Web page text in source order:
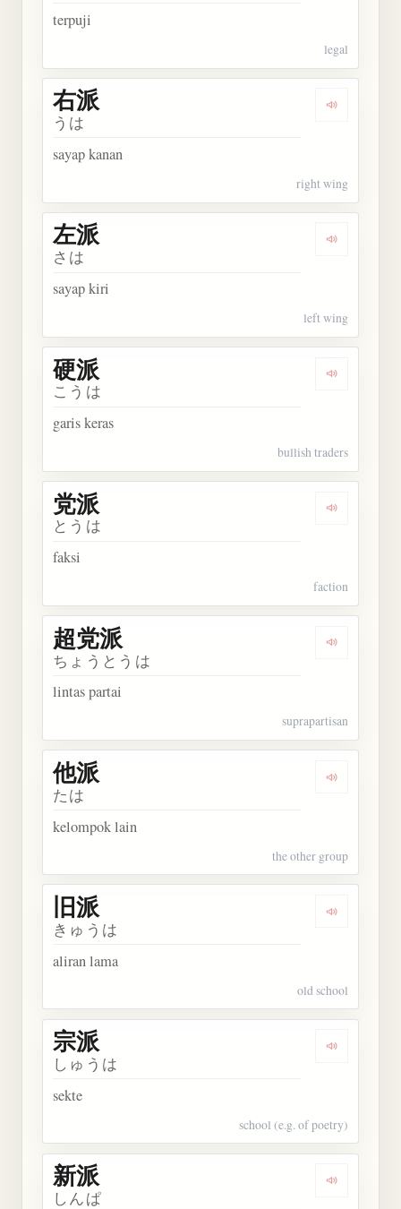
terpuji
legal
Dengarkan
右派
うは
sayap kanan
right wing
Dengarkan
左派
さは
sayap kiri
left wing
Dengarkan
硬派
こうは
garis keras
bullish traders
Dengarkan
党派
とうは
faksi
faction
Dengarkan
超党派
ちょうとうは
lintas partai
suprapartisan
Dengarkan
他派
たは
kelompok lain
the other group
Dengarkan
旧派
きゅうは
aliran lama
old school
Dengarkan
宗派
しゅうは
sekte
school (e.g. of poetry)
Dengarkan
新派
しんぱ